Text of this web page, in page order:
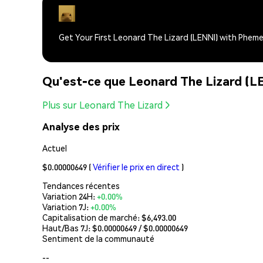
Get Your First Leonard The Lizard (LENNI) with
Qu'est-ce que Leonard The Lizard
Plus sur Leonard The Lizard
Analyse des prix
Actuel
$0.00000649 (Vérifier le prix en direct )
Tendances récentes
Variation 24H:+0.00%
Variation 7J:+0.00%
Capitalisation de marché:$6,493.00
Haut/Bas 7J: $0.00000649/ $0.00000649
Sentiment de la communauté
--